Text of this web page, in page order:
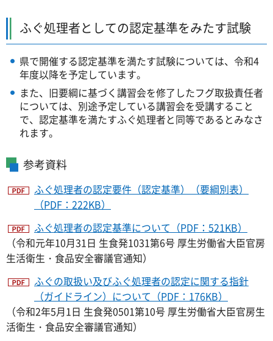
ふぐ処理者としての認定基準をみたす試験
県で開催する認定基準を満たす試験については、令和4
年度以降を予定しています。
また、旧要綱に基づく講習会を修了したフグ取扱責任者
については、別途予定している講習会を受講すること
で、認定基準を満たすふぐ処理者と同等であるとみなさ
れます。
参考資料
ふぐ処理者の認定要件（認定基準）（要綱別表）
（PDF：222KB）
ふぐ処理者の認定基準について（PDF：521KB）
（令和元年10月31日 生食発1031第6号 厚生労働省大臣官房
生活衛生・食品安全審議官通知）
ふぐの取扱い及びふぐ処理者の認定に関する指針
（ガイドライン）について（PDF：176KB）
（令和2年5月1日 生食発0501第10号 厚生労働省大臣官房生
活衛生・食品安全審議官通知）